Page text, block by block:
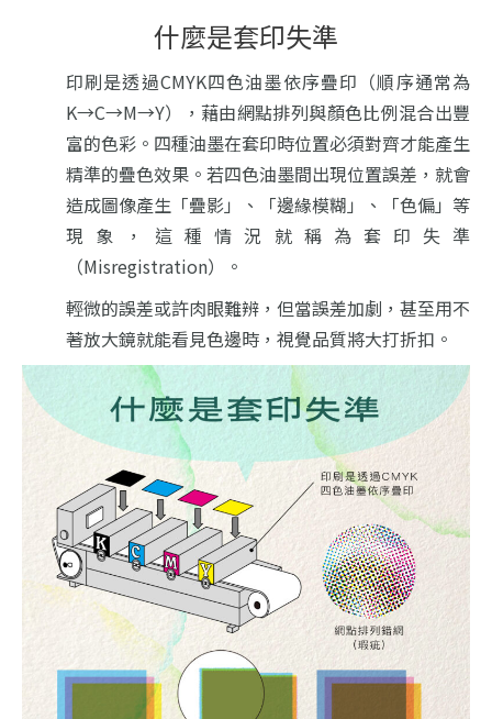
什麼是套印失準
印刷是透過CMYK四色油墨依序疊印（順序通常為
K→C→M→Y），藉由網點排列與顏色比例混合出豐
富的色彩。四種油墨在套印時位置必須對齊才能產生
精準的疊色效果。若四色油墨間出現位置誤差，就會
造成圖像產生「疊影」、「邊緣模糊」、「色偏」等
現象，這種情況就稱為套印失準
（Misregistration）。
輕微的誤差或許肉眼難辨，但當誤差加劇，甚至用不
著放大鏡就能看見色邊時，視覺品質將大打折扣。